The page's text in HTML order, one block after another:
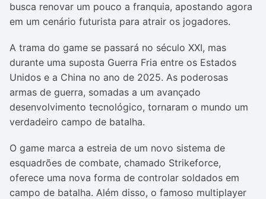
busca renovar um pouco a franquia, apostando agora
em um cenário futurista para atrair os jogadores.
A trama do game se passará no século XXI, mas
durante uma suposta Guerra Fria entre os Estados
Unidos e a China no ano de 2025. As poderosas
armas de guerra, somadas a um avançado
desenvolvimento tecnológico, tornaram o mundo um
verdadeiro campo de batalha.
O game marca a estreia de um novo sistema de
esquadrões de combate, chamado Strikeforce,
oferece uma nova forma de controlar soldados em
campo de batalha. Além disso, o famoso multiplayer